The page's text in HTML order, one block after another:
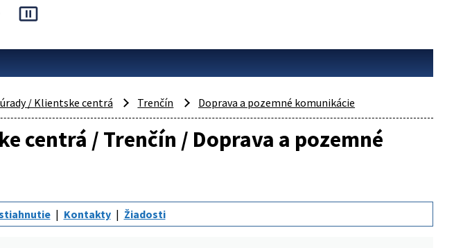
pause_presentation
/ Klientske centrá Trenčín Doprava a pozemné komunikácie
centrá / Trenčín / Doprava a pozemné
Kontakty Žiadosti